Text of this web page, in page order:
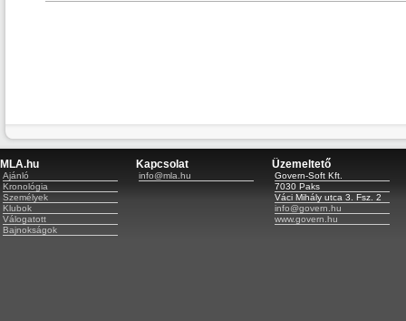
MLA.hu
Ajánló
Kronológia
Személyek
Klubok
Válogatott
Bajnokságok
Kapcsolat
info@mla.hu
Üzemeltető
Govern-Soft Kft.
7030 Paks
Váci Mihály utca 3. Fsz. 2
info@govern.hu
www.govern.hu